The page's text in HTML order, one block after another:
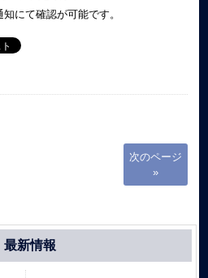
にて確認が可能です。
次のページ
»
最新情報